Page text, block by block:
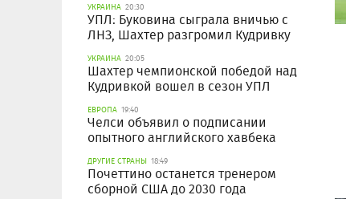
УКРАИНА 20:30
УПЛ: Буковина сыграла вничью с
ЛНЗ, Шахтер разгромил Кудривку
УКРАИНА 20:05
Шахтер чемпионской победой над
Кудривкой вошел в сезон УПЛ
ЕВРОПА 19:40
Челси объявил о подписании
опытного английского хавбека
ДРУГИЕ СТРАНЫ 18:49
Почеттино останется тренером
сборной США до 2030 года